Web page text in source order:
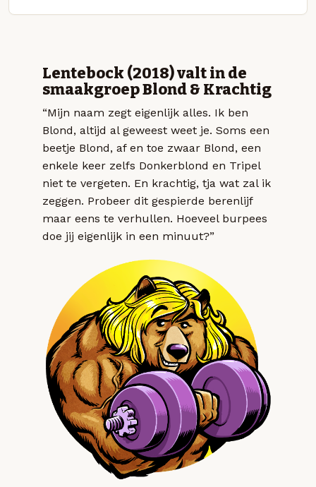
Lentebock (2018) valt in de
smaakgroep Blond & Krachtig
“Mijn naam zegt eigenlijk alles. Ik ben
Blond, altijd al geweest weet je. Soms een
beetje Blond, af en toe zwaar Blond, een
enkele keer zelfs Donkerblond en Tripel
niet te vergeten. En krachtig, tja wat zal ik
zeggen. Probeer dit gespierde berenlijf
maar eens te verhullen. Hoeveel burpees
doe jij eigenlijk in een minuut?”